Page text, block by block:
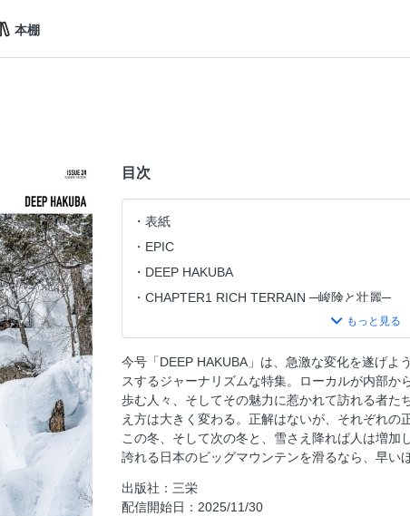
本棚
目次
表紙
EPIC
DEEP HAKUBA
CHAPTER1 RICH TERRAIN ─峻険と壮麗─
CHAPTER2 LOCAL VOICE ─現状と知恵─
CHAPTER4 BLUE PRINT ─展望と視点─
SATOYAMA GROOVE INTERVIEW WITH
EDITOR’S EYE ─放っておけない冬の小噺─
奥付／BACK NUMBER
今号「DEEP HAKUBA」は、急激な変化を遂げよ
スするジャーナリズムな特集。ローカルが内部か
歩む人々、そしてその魅力に惹かれて訪れる者た
え方は大きく変わる。正解はないが、それぞれの
この冬、そして次の冬と、雪さえ降れば人は増加
誇れる日本のビッグマウンテンを滑るなら、早い
出版社：三栄
配信開始日：2025/11/30